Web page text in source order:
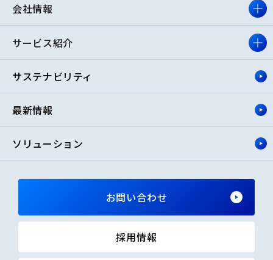
会社情報
サービス紹介
サステナビリティ
最新情報
ソリューション
お問い合わせ
採用情報